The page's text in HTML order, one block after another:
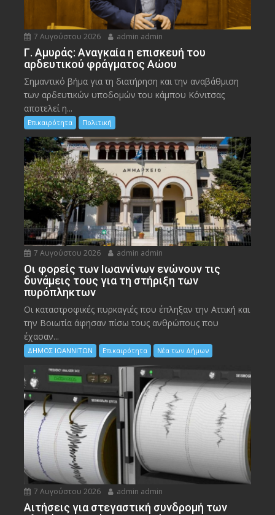
7 Αυγούστου 2026 admin admin
Γ. Αμυράς: Αναγκαία η επισκευή του
αρδευτικού φράγματος Αώου
Σημαντικό βήμα για τη διατήρηση και την αναβάθμιση
των αρδευτικών υποδομών του κάμπου Κόνιτσας
αποτελεί η...
Επικαιρότητα Πολιτική
7 Αυγούστου 2026 admin admin
Οι φορείς των Ιωαννίνων ενώνουν τις
δυνάμεις τους για τη στήριξη των
πυρόπληκτων
Οι καταστροφικές πυρκαγιές που έπληξαν την Αττική και
την Bοιωτία άφησαν πίσω τους ανθρώπους που
έχασαν...
ΔΗΜΟΣ ΙΩΑΝΝΙΤΩΝ Επικαιρότητα Νέα των Δήμων
7 Αυγούστου 2026 admin admin
Αιτήσεις για στεγαστική συνδρομή των